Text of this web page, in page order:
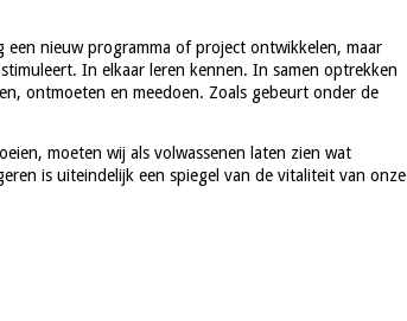
nieuw programma of project ontwikkelen, maar
In elkaar leren kennen. In samen optrekken
ontmoeten en meedoen. Zoals gebeurt onder de
moeten wij als volwassenen laten zien wat
is uiteindelijk een spiegel van de vitaliteit van onze